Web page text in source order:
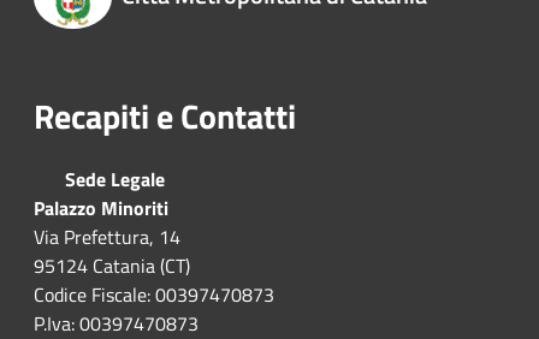
Recapiti e Contatti
Sede Legale
Palazzo Minoriti
Via Prefettura, 14
95124 Catania (CT)
Codice Fiscale: 00397470873
P.Iva: 00397470873